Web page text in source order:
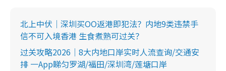
北上中伏｜深圳买OO返港即犯法？内地9类违禁手
信不可入境香港 生食煮熟可过关？
过关攻略2026｜8大内地口岸实时人流查询/交通安
排 一App睇匀罗湖/福田/深圳湾/莲塘口岸